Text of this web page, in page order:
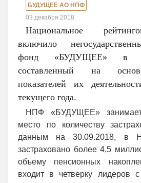
БУДУЩЕЕ АО НПФ
03 декабря 2018
Национальное
включило
фонд «БУДУЩЕЕ» в
составленный на
показателей их
текущего года.
НПФ «БУДУЩЕЕ»
место по количеству
данным на 30.09.2018, в
застраховано более 4,5
объему пенсионных
входит в четверку лидеров